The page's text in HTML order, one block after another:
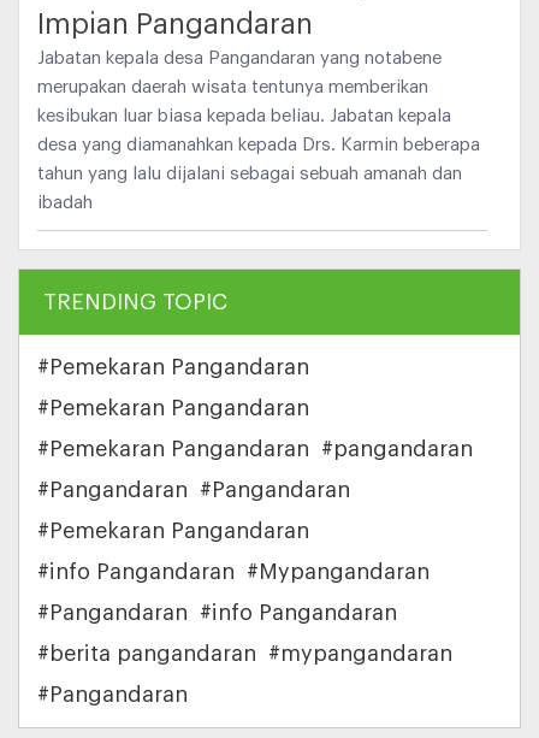
Impian Pangandaran
Jabatan kepala desa Pangandaran yang notabene
merupakan daerah wisata tentunya memberikan
kesibukan luar biasa kepada beliau. Jabatan kepala
desa yang diamanahkan kepada Drs. Karmin beberapa
tahun yang lalu dijalani sebagai sebuah amanah dan
ibadah
TRENDING TOPIC
#Pemekaran Pangandaran
#Pemekaran Pangandaran
#Pemekaran Pangandaran
#pangandaran
#Pangandaran
#Pangandaran
#Pemekaran Pangandaran
#info Pangandaran
#Mypangandaran
#Pangandaran
#info Pangandaran
#berita pangandaran
#mypangandaran
#Pangandaran